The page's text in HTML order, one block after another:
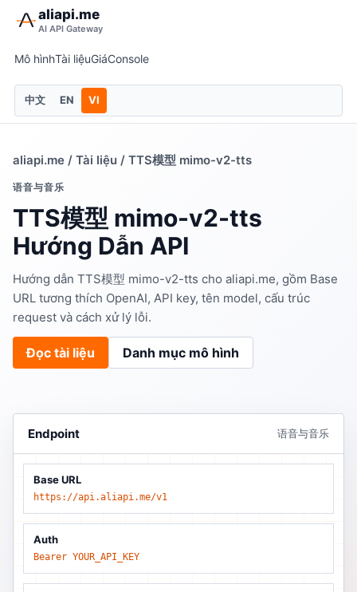
aliapi.me
AI API Gateway
Mô hìnhTài liệuGiáConsole
中文 EN VI
aliapi.me / Tài liệu / TTS模型 mimo-v2-tts
语音与音乐
TTS模型 mimo-v2-tts
Hướng Dẫn API
Hướng dẫn TTS模型 mimo-v2-tts cho aliapi.me, gồm Base
URL tương thích OpenAI, API key, tên model, cấu trúc
request và cách xử lý lỗi.
Đọc tài liệu Danh mục mô hình
Endpoint 语音与音乐
Base URL
https://api.aliapi.me/v1
Auth
Bearer YOUR_API_KEY